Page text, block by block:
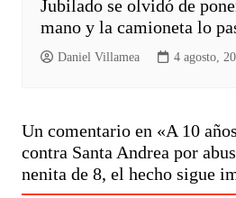
Jubilado se olvidó de
mano y la camioneta lo
Daniel Villamea 4 agosto,
Un comentario en «A 10
contra Santa Andrea por
nenita de 8, el hecho sigue